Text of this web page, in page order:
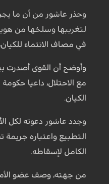
وحذر عاشور من أن ما
لتغريبها وسلخها من
في مصاف الانتماء
وأوضح أن القوى أصدرت
مع الاحتلال، داعيا
الكيان. ‏
وجدد عاشور دعوته لكل
التطبيع واعتباره
الكامل لإسقاطه. ‏
من جهته، وصف عضو